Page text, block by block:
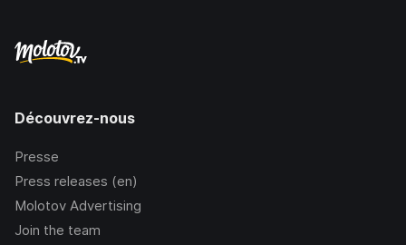
Découvrez-nous
Presse
Press releases (en)
Molotov Advertising
Join the team